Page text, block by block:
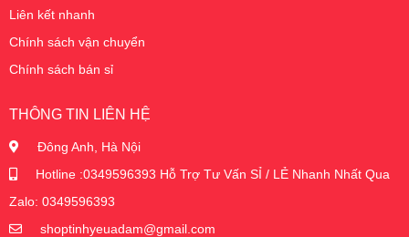
Liên kết nhanh
Chính sách vận chuyển
Chính sách bán sỉ
THÔNG TIN LIÊN HỆ
Đông Anh, Hà Nội
Hotline :0349596393 Hỗ Trợ Tư Vấn SỈ / LẺ Nhanh Nhất Qua
Zalo: 0349596393
shoptinhyeuadam@gmail.com